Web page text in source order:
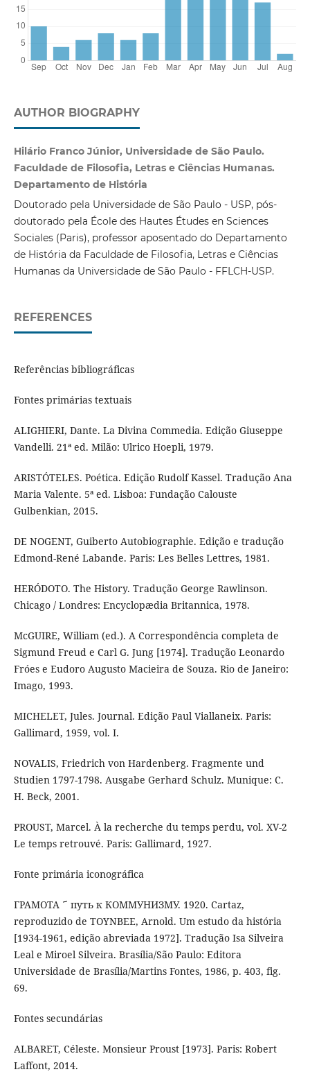
AUTHOR BIOGRAPHY
Hilário Franco Júnior, Universidade de São Paulo.
Faculdade de Filosofia, Letras e Ciências Humanas.
Departamento de História
Doutorado pela Universidade de São Paulo - USP, pós-
doutorado pela École des Hautes Études en Sciences
Sociales (Paris), professor aposentado do Departamento
de História da Faculdade de Filosofia, Letras e Ciências
Humanas da Universidade de São Paulo - FFLCH-USP.
REFERENCES
Referências bibliográficas
Fontes primárias textuais
ALIGHIERI, Dante. La Divina Commedia. Edição Giuseppe
Vandelli. 21ª ed. Milão: Ulrico Hoepli, 1979.
ARISTÓTELES. Poética. Edição Rudolf Kassel. Tradução Ana
Maria Valente. 5ª ed. Lisboa: Fundação Calouste
Gulbenkian, 2015.
DE NOGENT, Guiberto Autobiographie. Edição e tradução
Edmond-René Labande. Paris: Les Belles Lettres, 1981.
HERÓDOTO. The History. Tradução George Rawlinson.
Chicago / Londres: Encyclopædia Britannica, 1978.
McGUIRE, William (ed.). A Correspondência completa de
Sigmund Freud e Carl G. Jung [1974]. Tradução Leonardo
Fróes e Eudoro Augusto Macieira de Souza. Rio de Janeiro:
Imago, 1993.
MICHELET, Jules. Journal. Edição Paul Viallaneix. Paris:
Gallimard, 1959, vol. I.
NOVALIS, Friedrich von Hardenberg. Fragmente und
Studien 1797-1798. Ausgabe Gerhard Schulz. Munique: C.
H. Beck, 2001.
PROUST, Marcel. À la recherche du temps perdu, vol. XV-2
Le temps retrouvé. Paris: Gallimard, 1927.
Fonte primária iconográfica
ГРАМОТА ҃ путь к КОММУНИЗМУ. 1920. Cartaz,
reproduzido de TOYNBEE, Arnold. Um estudo da história
[1934-1961, edição abreviada 1972]. Tradução Isa Silveira
Leal e Miroel Silveira. Brasília/São Paulo: Editora
Universidade de Brasília/Martins Fontes, 1986, p. 403, fig.
69.
Fontes secundárias
ALBARET, Céleste. Monsieur Proust [1973]. Paris: Robert
Laffont, 2014.